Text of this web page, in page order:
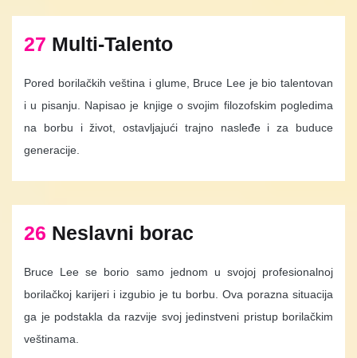
27 Multi-Talento
Pored borilačkih veština i glume, Bruce Lee je bio talentovan
i u pisanju. Napisao je knjige o svojim filozofskim pogledima
na borbu i život, ostavljajući trajno nasleđe i za buduce
generacije.
26 Neslavni borac
Bruce Lee se borio samo jednom u svojoj profesionalnoj
borilačkoj karijeri i izgubio je tu borbu. Ova porazna situacija
ga je podstakla da razvije svoj jedinstveni pristup borilačkim
veštinama.